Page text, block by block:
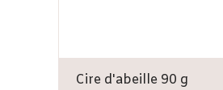
Cire d'abeille 90 g